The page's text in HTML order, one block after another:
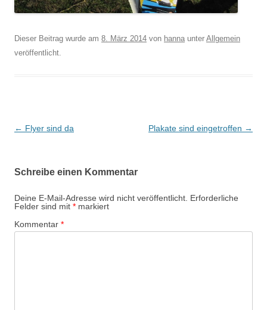
Dieser Beitrag wurde am 8. März 2014 von hanna unter Allgemein
veröffentlicht.
Beitragsnavigation
← Flyer sind da Plakate sind eingetroffen →
Schreibe einen Kommentar
Deine E-Mail-Adresse wird nicht veröffentlicht. Erforderliche
Felder sind mit * markiert
Kommentar *